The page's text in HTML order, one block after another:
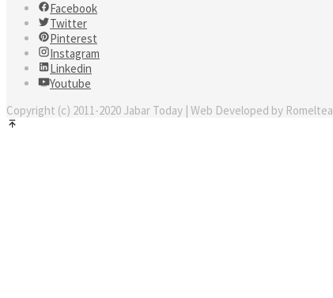
Facebook
Twitter
Pinterest
Instagram
Linkedin
Youtube
Copyright (c) 2011-2020 Jabar Today | Web Developed by Romeltea